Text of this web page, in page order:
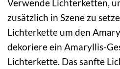
Verwende Lichterketten,
zusätzlich in Szene zu
Lichterkette um den
dekoriere ein Amaryllis-
Lichterkette. Das sanfte